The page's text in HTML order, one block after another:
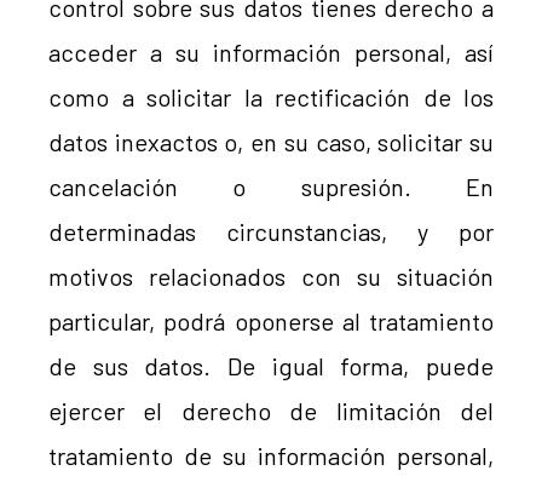
control sobre sus datos tienes derecho a
acceder a su información personal, así
como a solicitar la rectificación de los
datos inexactos o, en su caso, solicitar su
cancelación o supresión. En
determinadas circunstancias, y por
motivos relacionados con su situación
particular, podrá oponerse al tratamiento
de sus datos. De igual forma, puede
ejercer el derecho de limitación del
tratamiento de su información personal,